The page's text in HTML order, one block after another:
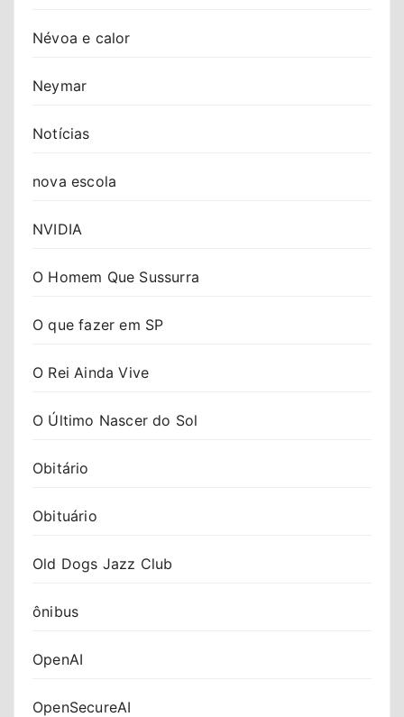
Névoa e calor
Neymar
Notícias
nova escola
NVIDIA
O Homem Que Sussurra
O que fazer em SP
O Rei Ainda Vive
O Último Nascer do Sol
Obitário
Obituário
Old Dogs Jazz Club
ônibus
OpenAI
OpenSecureAI